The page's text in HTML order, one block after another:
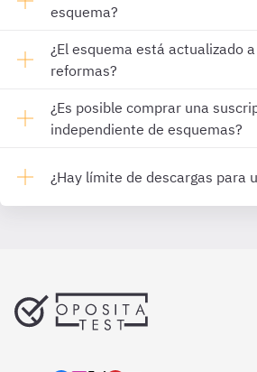
esquema?
¿El esquema está actualizado
reformas?
¿Es posible comprar una
independiente de esquemas?
¿Hay límite de descargas para